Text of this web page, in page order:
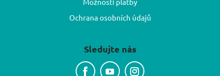
Ochrana osobních údajů
Sledujte nás